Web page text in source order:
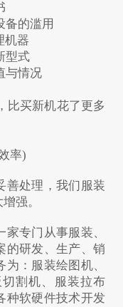
的滥用
机器
型式
与情况
买新机花了更多
率)
处理，我们服装
强。
家专门从事服装、
的研发、生产、销
：服装绘图机、
割机、服装拉布
种软硬件技术开发